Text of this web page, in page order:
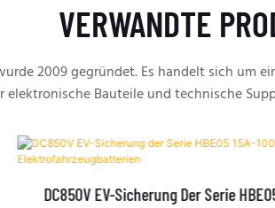
VERWANDTE
2009 gegründet. Es handelt sich um
elektronische Bauteile und technische
DC850V EV-Sicherung Der Serie